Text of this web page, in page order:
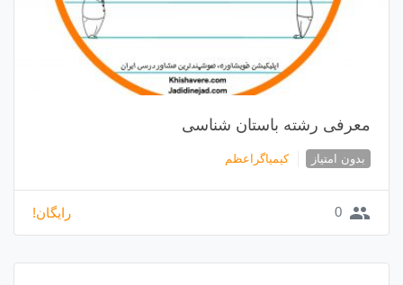
معرفی رشته باستان شناسی
بدون امتیاز کیمیاگراعظم
group
0 رایگان!